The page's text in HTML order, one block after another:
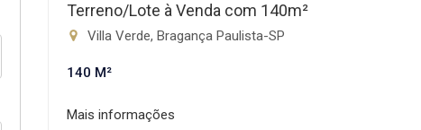
Terreno/Lote à Venda com 140m²
Villa Verde, Bragança Paulista-SP
140 M²
Mais informações